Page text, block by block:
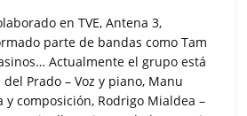
en TVE, Antena 3,
parte de bandas como Tam
Actualmente el grupo está
Prado – Voz y piano, Manu
y composición, Rodrigo Mialdea –